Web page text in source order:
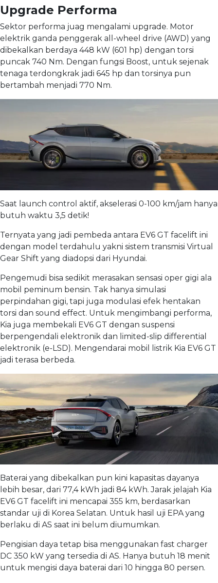
Upgrade Performa
Sektor performa juag mengalami upgrade. Motor
elektrik ganda penggerak all-wheel drive (AWD) yang
dibekalkan berdaya 448 kW (601 hp) dengan torsi
puncak 740 Nm. Dengan fungsi Boost, untuk sejenak
tenaga terdongkrak jadi 645 hp dan torsinya pun
bertambah menjadi 770 Nm.
Saat launch control aktif, akselerasi 0-100 km/jam hanya
butuh waktu 3,5 detik!
Ternyata yang jadi pembeda antara EV6 GT facelift ini
dengan model terdahulu yakni sistem transmisi Virtual
Gear Shift yang diadopsi dari Hyundai.
Pengemudi bisa sedikit merasakan sensasi oper gigi ala
mobil peminum bensin. Tak hanya simulasi
perpindahan gigi, tapi juga modulasi efek hentakan
torsi dan sound effect. Untuk mengimbangi performa,
Kia juga membekali EV6 GT dengan suspensi
berpengendali elektronik dan limited-slip differential
elektronik (e-LSD). Mengendarai mobil listrik Kia EV6 GT
jadi terasa berbeda.
Baterai yang dibekalkan pun kini kapasitas dayanya
lebih besar, dari 77,4 kWh jadi 84 kWh. Jarak jelajah Kia
EV6 GT facelift ini mencapai 355 km, berdasarkan
standar uji di Korea Selatan. Untuk hasil uji EPA yang
berlaku di AS saat ini belum diumumkan.
Pengisian daya tetap bisa menggunakan fast charger
DC 350 kW yang tersedia di AS. Hanya butuh 18 menit
untuk mengisi daya baterai dari 10 hingga 80 persen.